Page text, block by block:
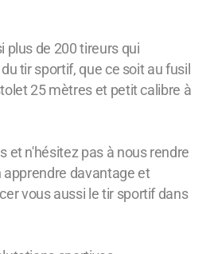
plus de 200 tireurs qui
tir sportif, que ce soit au fusil
25 mètres et petit calibre à
et n'hésitez pas à nous rendre
apprendre davantage et
vous aussi le tir sportif dans